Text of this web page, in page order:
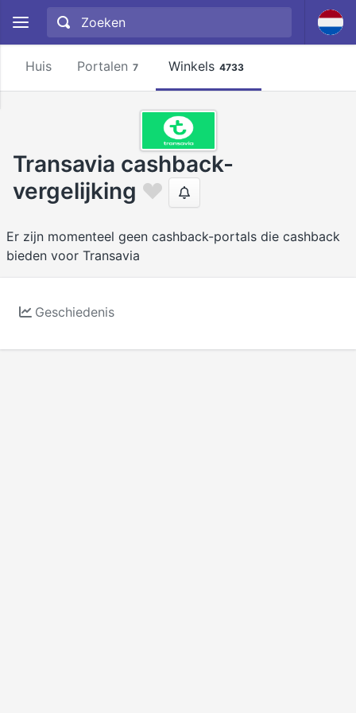
Huis Portalen 7 Winkels 4733
Transavia cashback-
vergelijking
Er zijn momenteel geen cashback-portals die cashback
bieden voor Transavia
Geschiedenis